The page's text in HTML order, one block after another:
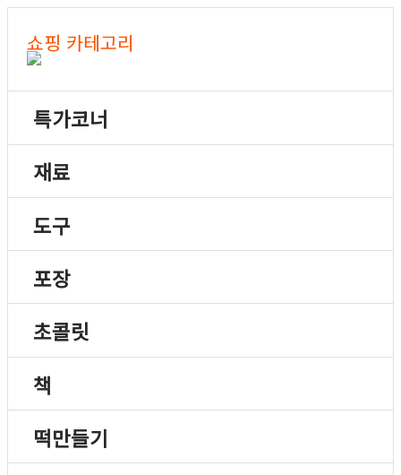
쇼핑 카테고리
특가코너
재료
도구
포장
초콜릿
책
떡만들기